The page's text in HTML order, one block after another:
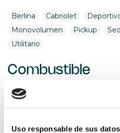
Uso responsable de sus datos
Berlina Cabriolet
Monovolumen
Pickup
Utilitario
Combustible
Encuentra tu vehículo
Diésel Eléctrico Gasolina
Híbrido (Gasolina)
Híbrido